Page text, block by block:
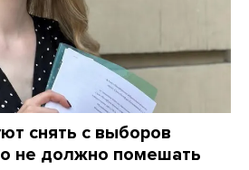
снять с выборов
не должно помешать